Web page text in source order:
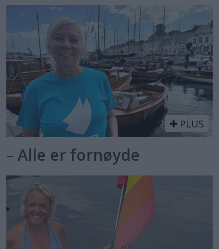
PLUS
– Alle er fornøyde